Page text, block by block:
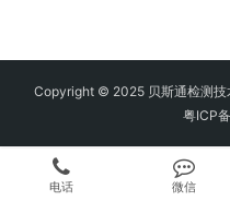
Copyright © 2025 贝斯通检测技
粤ICP
电话 微信